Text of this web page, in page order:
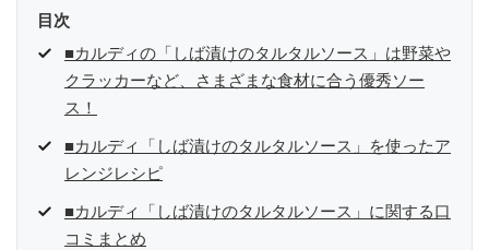
目次
■カルディの「しば漬けのタルタルソース」は野菜や
クラッカーなど、さまざまな食材に合う優秀ソー
ス！
■カルディ「しば漬けのタルタルソース」を使ったア
レンジレシピ
■カルディ「しば漬けのタルタルソース」に関する口
コミまとめ